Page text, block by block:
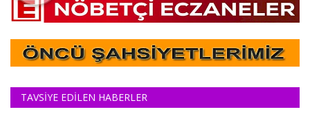
TAVSİYE EDİLEN HABERLER